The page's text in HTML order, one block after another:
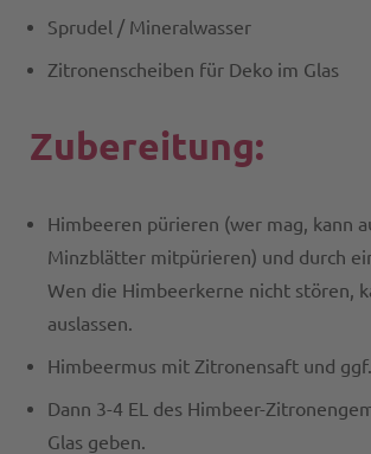
Sprudel / Mineralwasser
Zitronenscheiben für Deko im Glas
Zubereitung:
Himbeeren pürieren (wer mag, kann
Minzblätter mitpürieren) und durch
Wen die Himbeerkerne nicht stören,
auslassen.
Himbeermus mit Zitronensaft und
Dann 3-4 EL des Himbeer-
Glas geben.